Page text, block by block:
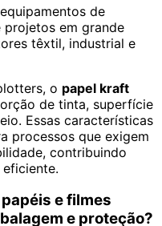
de
projetos em grande
têxtil, industrial e
o papel kraft
de tinta, superfície
Essas características
processos que exigem
contribuindo
e filmes
e proteção?